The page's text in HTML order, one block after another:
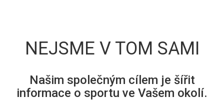
NEJSME V TOM SAMI
Našim společným cílem je šířit
informace o sportu ve Vašem okolí.